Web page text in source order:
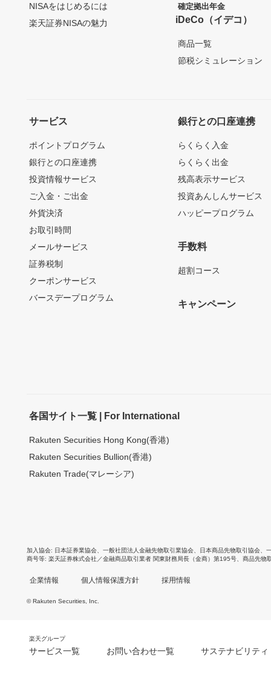
NISAをはじめるには
楽天証券NISAの魅力
確定拠出年金
iDeCo（イデコ）
商品一覧
節税シミュレーション
サービス
ポイントプログラム
銀行との口座連携
投資情報サービス
ご入金・ご出金
外貨決済
お取引時間
メールサービス
証券税制
クーポンサービス
バースデープログラム
銀行との口座連携
らくらく入金
らくらく出金
残高表示サービス
投資あんしんサービス
ハッピープログラム
手数料
超割コース
キャンペーン
各国サイト一覧 | For International
Rakuten Securities Hong Kong(香港)
Rakuten Securities Bullion(香港)
Rakuten Trade(マレーシア)
加入協会 日本証券業協会 一般社団法人金融先物取引業協会 日本商品先物取引協会
商号等 楽天証券株式会社／金融商品取引業者 関東財務局長（金商）第195号、商品先物
企業情報 個人情報保護方針 採用情報
© Rakuten Securities, Inc.
楽天グループ
サービス一覧 お問い合わせ一覧 サステナビリティ